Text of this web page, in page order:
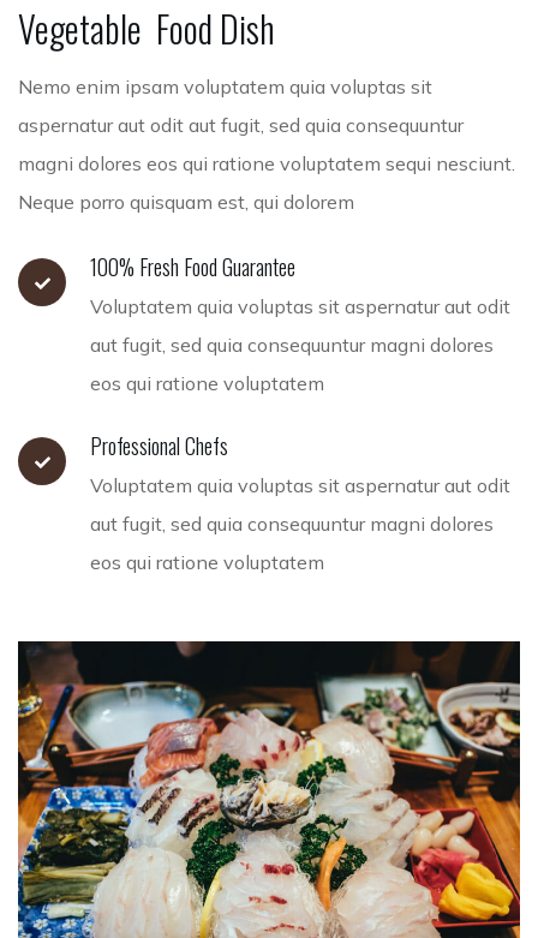
Vegetable Food Dish
Nemo enim ipsam voluptatem quia voluptas sit
aspernatur aut odit aut fugit, sed quia consequuntur
magni dolores eos qui ratione voluptatem sequi nesciunt.
Neque porro quisquam est, qui dolorem
100% Fresh Food Guarantee
Voluptatem quia voluptas sit aspernatur aut odit
aut fugit, sed quia consequuntur magni dolores
eos qui ratione voluptatem
Professional Chefs
Voluptatem quia voluptas sit aspernatur aut odit
aut fugit, sed quia consequuntur magni dolores
eos qui ratione voluptatem